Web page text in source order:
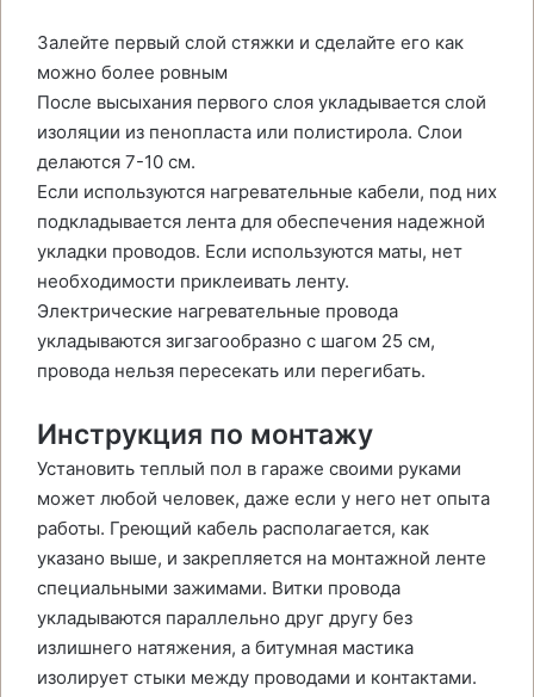
Залейте первый слой стяжки и сделайте его как
можно более ровным
После высыхания первого слоя укладывается слой
изоляции из пенопласта или полистирола. Слои
делаются 7-10 см.
Если используются нагревательные кабели, под них
подкладывается лента для обеспечения надежной
укладки проводов. Если используются маты, нет
необходимости приклеивать ленту.
Электрические нагревательные провода
укладываются зигзагообразно с шагом 25 см,
провода нельзя пересекать или перегибать.
Инструкция по монтажу
Установить теплый пол в гараже своими руками
может любой человек, даже если у него нет опыта
работы. Греющий кабель располагается, как
указано выше, и закрепляется на монтажной ленте
специальными зажимами. Витки провода
укладываются параллельно друг другу без
излишнего натяжения, а битумная мастика
изолирует стыки между проводами и контактами.